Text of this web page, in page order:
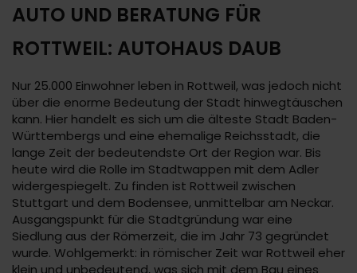
AUTO UND BERATUNG FÜR
ROTTWEIL: AUTOHAUS DAUB
Nur 25.000 Einwohner leben in Rottweil, was jedoch nicht
über die enorme Bedeutung der Stadt hinwegtäuschen
kann. Hier handelt es sich um die älteste Stadt Baden-
Württembergs und eine ehemalige Reichsstadt, die
lange Zeit der bedeutendste Ort der Region war. Bis
heute wird die Rolle im Stadtwappen mit dem Adler
widergespiegelt. Zu finden ist Rottweil zwischen
Stuttgart und dem Bodensee, unmittelbar am Neckar.
Ausgangspunkt für die Stadtgründung war eine
Siedlung aus der Römerzeit, die im Jahr 73 gegründet
wurde. Wohlgemerkt: in römischer Zeit war Rottweil eher
klein und unbedeutend, was sich mit dem Bau eines